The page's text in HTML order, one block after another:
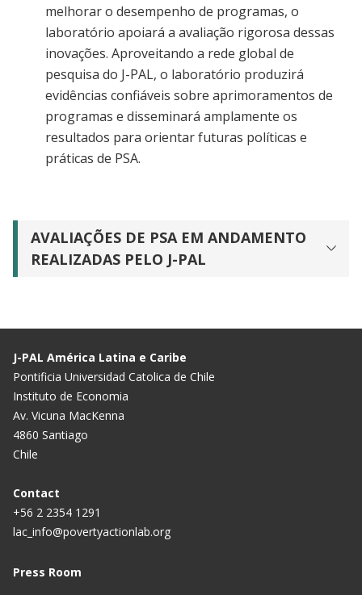
melhorar o desempenho de programas, o
laboratório apoiará a avaliação rigorosa dessas
inovações. Aproveitando a rede global de
pesquisa do J-PAL, o laboratório produzirá
evidências confiáveis sobre aprimoramentos de
programas e disseminará amplamente os
resultados para orientar futuras políticas e
práticas de PSA.
AVALIAÇÕES DE PSA EM ANDAMENTO
REALIZADAS PELO J-PAL
J-PAL América Latina e Caribe
Pontificia Universidad Catolica de Chile
Instituto de Economia
Av. Vicuna MacKenna
4860 Santiago
Chile
Contact
+56 2 2354 1291
lac_info@povertyactionlab.org
Press Room